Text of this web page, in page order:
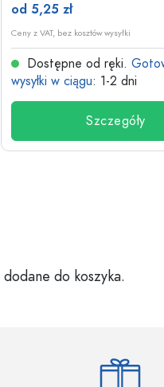
od 5,25 zł
Ceny z VAT, bez kosztów wysyłki
Dostępne od ręki.
wysyłki w ciągu: 1-2 dni
Szczegóły
do koszyka.